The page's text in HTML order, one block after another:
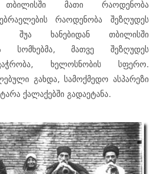
მათი რაოდენობა
რაოდენობა შეზღუდეს
შუა ხანებიდან თბილისში
სომხებმა, მათვე შეზღუდეს
ხელოსნობის სფერო.
გახდა, სამოქმედო ასპარეზი
ქალაქებში გადაეტანა.